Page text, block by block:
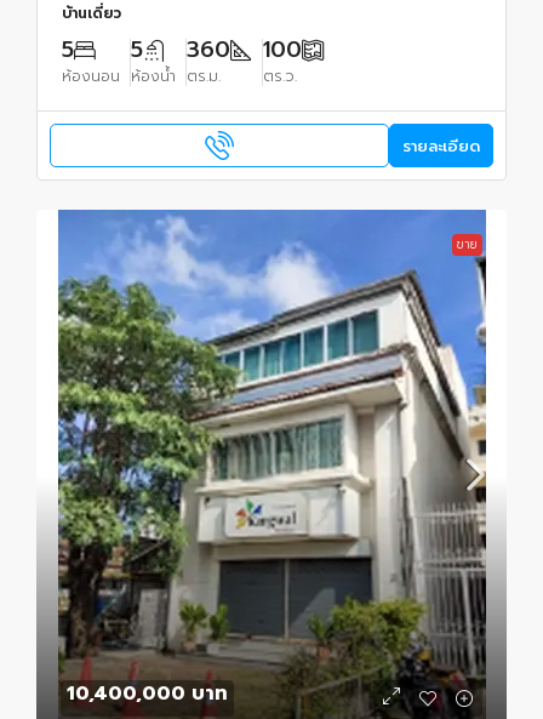
บ้านเดี่ยว
5
ห้องนอน
5
ห้องน้ำ
360
ตร.ม.
100
ตร.ว.
รายละเอียด
ขาย
10,400,000 บาท